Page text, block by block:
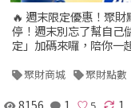
🔥 週末限定優惠！聚
停！週末別忘了幫自己
定」加碼來囉，陪你一
聚財商城 聚財點數
8156 1 1